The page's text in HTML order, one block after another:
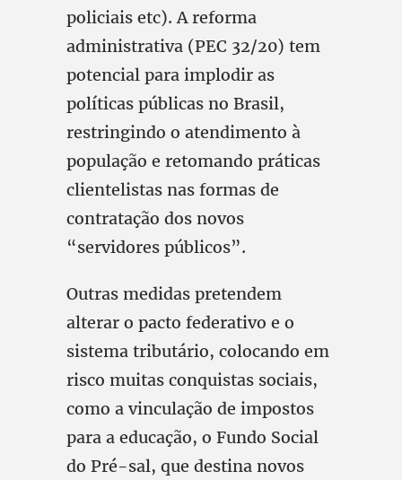
policiais etc). A reforma
administrativa (PEC 32/20) tem
potencial para implodir as
políticas públicas no Brasil,
restringindo o atendimento à
população e retomando práticas
clientelistas nas formas de
contratação dos novos
“servidores públicos”.
Outras medidas pretendem
alterar o pacto federativo e o
sistema tributário, colocando em
risco muitas conquistas sociais,
como a vinculação de impostos
para a educação, o Fundo Social
do Pré-sal, que destina novos